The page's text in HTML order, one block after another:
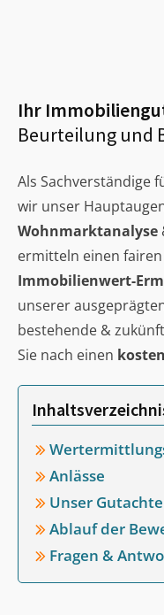
Ihr
Beurteilung und
Als Sachverständige
wir unser
Wohnmarktanalyse
ermitteln einen
Immobilienwert-
unserer
bestehende &
Sie nach einen
Anlässe
Unser
Ablauf der
Fragen &